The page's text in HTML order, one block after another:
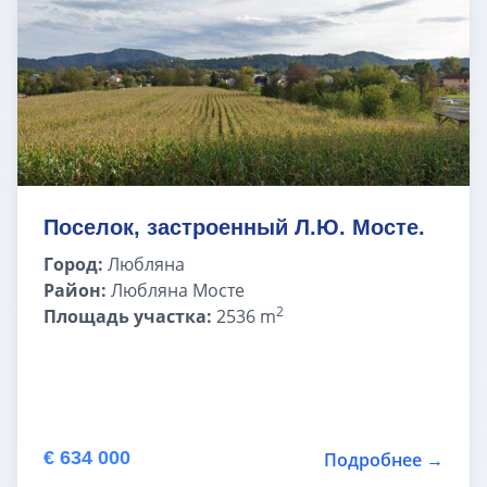
Поселок, застроенный Л.Ю. Мосте.
Город: Любляна
Район: Любляна Мосте
Площадь участка: 2536 m2
€ 634 000 Подробнее →